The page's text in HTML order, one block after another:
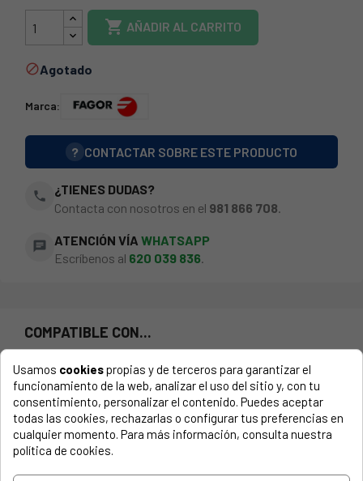
 AÑADIR AL CARRITO
Agotado
Marca:
? CONTACTAR SOBRE ESTE PRODUCTO
phone
¿TIENES DUDAS?
Contacta con nosotros en el 981 866 708
chat ATENCIÓN VÍA WHATSAPP
Escríbenos al 620 039 836.
COMPATIBLE CON...
electrodoméstico. Suele estar formado por números y
letras.
Dial mando Fagor 6 potencias
Usamos cookiespropias y de terceros para garantizar el
funcionamiento de la web, analizar el uso del sitio y, con tu
consentimiento, personalizar el contenido. Puedes aceptar
todas las cookies, rechazarlas o configurar tus preferencias en
cualquier momento. Para más información, consulta nuestra
política de cookies.